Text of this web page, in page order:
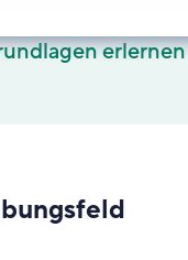
erlernen